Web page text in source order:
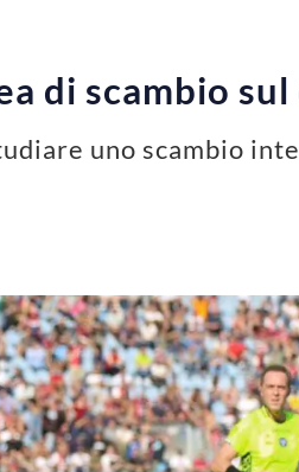
di scambio
uno scambio